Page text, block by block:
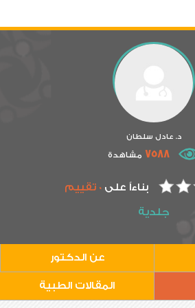
د. عادل سلطان
7588 مشاهدة
بناءاً على0 تقييم
جلدية
عن الدكتور
المقالات الطبية